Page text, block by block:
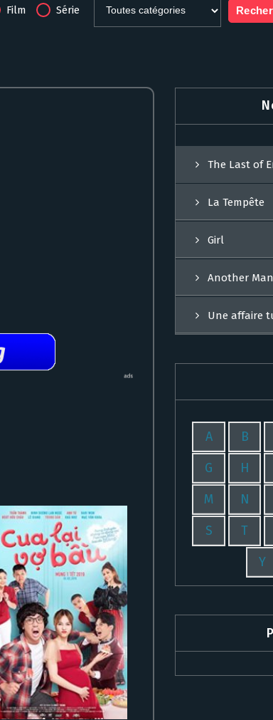
Film Série
The Last of
La Tempête
Girl
Another
Une affaire
A B
G H
M N
S T
Y